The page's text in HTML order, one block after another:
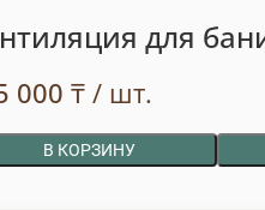
для
000 ₸/ шт.
В КОРЗИНУ